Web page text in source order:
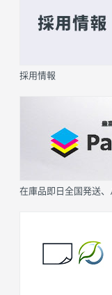
採用情報
在庫品即日全国発送